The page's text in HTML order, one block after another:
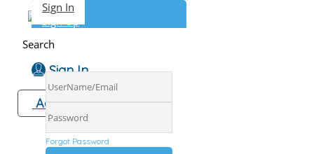
Search
Sign In
Sign Up
Forgot Password
Sign In
Add Listing